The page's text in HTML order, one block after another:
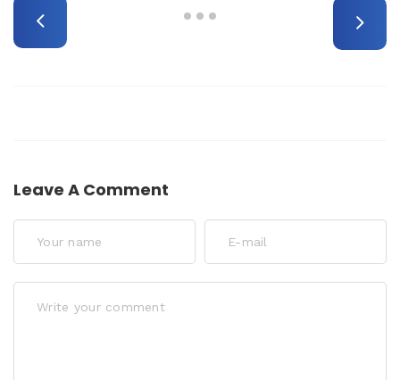
Leave A Comment